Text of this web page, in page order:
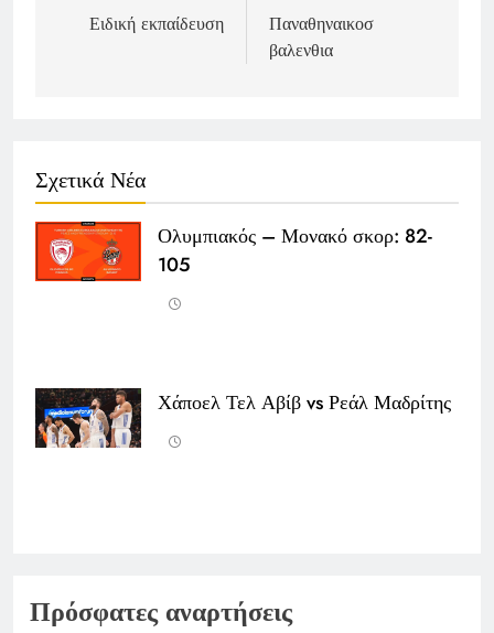
navigation
Ειδική εκπαίδευση
Παναθηναικοσ
βαλενθια
Σχετικά Νέα
Ολυμπιακός – Μονακό σκορ: 82-
105
Χάποελ Τελ Αβίβ vs Ρεάλ Μαδρίτης
Πρόσφατες αναρτήσεις